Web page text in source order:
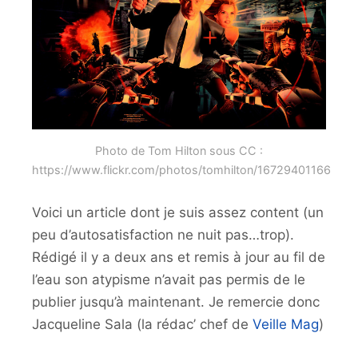
Photo de Tom Hilton sous CC :
https://www.flickr.com/photos/tomhilton/16729401166
Voici un article dont je suis assez content (un
peu d’autosatisfaction ne nuit pas…trop).
Rédigé il y a deux ans et remis à jour au fil de
l’eau son atypisme n’avait pas permis de le
publier jusqu’à maintenant. Je remercie donc
Jacqueline Sala (la rédac’ chef de Veille Mag)